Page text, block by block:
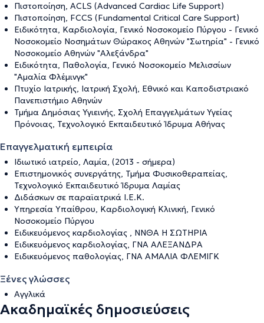
Πιστοποίηση, ACLS (Advanced Cardiac Life Support)
Πιστοποίηση, FCCS (Fundamental Critical Care Support)
Ειδικότητα, Καρδιολογία, Γενικό Νοσοκομείο Πύργου - Γενικό
Νοσοκομείο Νοσημάτων Θώρακος Αθηνών "Σωτηρία" - Γενικό
Νοσοκομείο Αθηνών "Αλεξάνδρα"
Ειδικότητα, Παθολογία, Γενικό Νοσοκομείο Μελισσίων
"Αμαλία Φλέμινγκ"
Πτυχίο Ιατρικής, Ιατρική Σχολή, Εθνικό και Καποδιστριακό
Πανεπιστήμιο Αθηνών
Τμήμα Δημόσιας Υγιεινής, Σχολή Επαγγελμάτων Υγείας
Πρόνοιας, Τεχνολογικό Εκπαιδευτικό Ίδρυμα Αθήνας
Επαγγελματική εμπειρία
Ιδιωτικό ιατρείο, Λαμία, (2013 - σήμερα)
Επιστημονικός συνεργάτης, Τμήμα Φυσικοθεραπείας,
Τεχνολογικό Εκπαιδευτικό Ίδρυμα Λαμίας
Διδάσκων σε παραϊατρικά Ι.Ε.Κ.
Υπηρεσία Υπαίθρου, Καρδιολογική Κλινική, Γενικό
Νοσοκομείο Πύργου
Ειδικευόμενος καρδιολογίας , ΝΝΘΑ Η ΣΩΤΗΡΙΑ
Ειδικευόμενος καρδιολογίας, ΓΝΑ ΑΛΕΞΑΝΔΡΑ
Ειδικευόμενος παθολογίας, ΓΝΑ ΑΜΑΛΙΑ ΦΛΕΜΙΓΚ
Ξένες γλώσσες
Αγγλικά
Ακαδημαϊκές δημοσιεύσεις